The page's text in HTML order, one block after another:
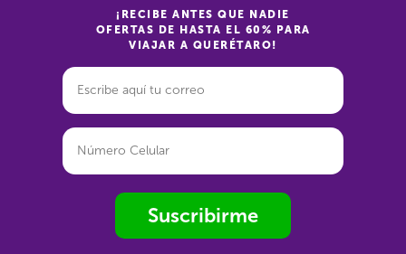
¡RECIBE ANTES QUE NADIE
OFERTAS DE HASTA EL 60% PARA
VIAJAR A QUERÉTARO!
Suscribirme